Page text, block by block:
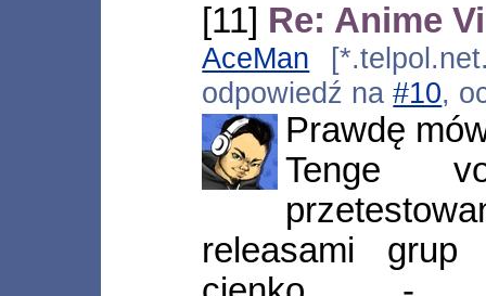
[11] Re: Anime
AceMan
odpowiedź na#10,
Prawdę
Tenge
releasami grup